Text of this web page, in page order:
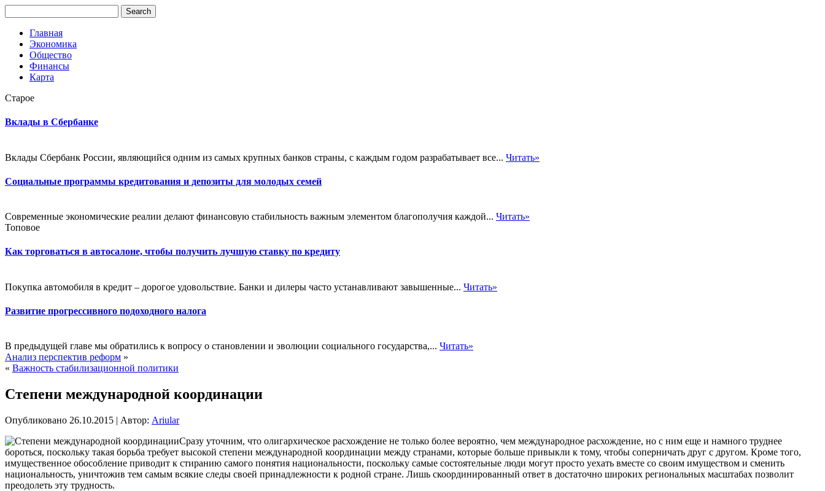
Главная
Экономика
Общество
Финансы
Карта
Старое
Вклады в Сбербанке
Вклады Сбербанк России, являющийся одним из самых крупных банков страны, с каждым годом разрабатывает все... Читать»
Социальные программы кредитования и депозиты для молодых семей
Современные экономические реалии делают финансовую стабильность важным элементом благополучия каждой... Читать»
Топовое
Как торговаться в автосалоне, чтобы получить лучшую ставку по кредиту
Покупка автомобиля в кредит – дорогое удовольствие. Банки и дилеры часто устанавливают завышенные... Читать»
Развитие прогрессивного подоходного налога
В предыдущей главе мы обратились к вопросу о становлении и эволюции социального государства,... Читать»
Анализ перспектив реформ »
« Важность стабилизационной политики
Степени международной координации
Опубликовано 26.10.2015 | Автор: Ariular
Сразу уточним, что олигархическое расхождение не только более вероятно, чем международное расхождение, но с ним еще и намного труднее
бороться, поскольку такая борьба требует высокой степени международной координации между странами, которые больше привыкли к тому, чтобы соперничать друг с другом. Кроме того,
имущественное обособление приводит к стиранию самого понятия национальности, поскольку самые состоятельные люди могут просто уехать вместе со своим имуществом и сменить
национальность, уничтожив тем самым всякие следы своей принадлежности к родной стране. Лишь скоординированный ответ в достаточно широких региональных масштабах позволит
преодолеть эту трудность.